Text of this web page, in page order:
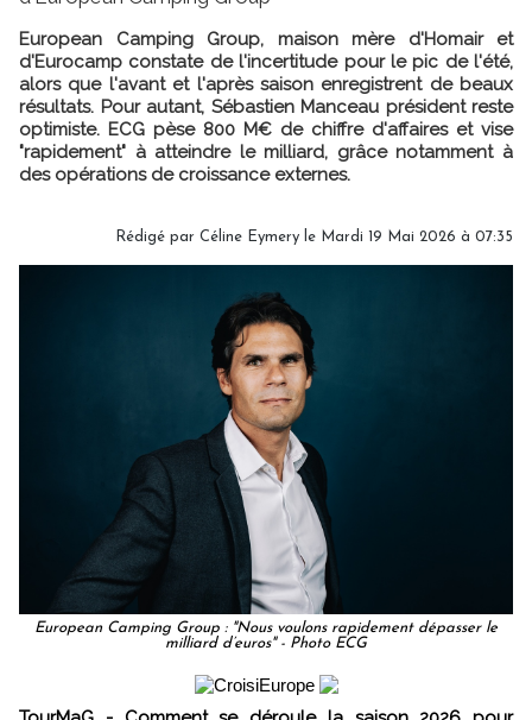
European Camping Group, maison mère d'Homair et
d'Eurocamp constate de l'incertitude pour le pic de l'été,
alors que l'avant et l'après saison enregistrent de beaux
résultats. Pour autant, Sébastien Manceau président reste
optimiste. ECG pèse 800 M€ de chiffre d'affaires et vise
"rapidement" à atteindre le milliard, grâce notamment à
des opérations de croissance externes.
Rédigé par Céline Eymery le Mardi 19 Mai 2026 à 07:35
European Camping Group : "Nous voulons rapidement dépasser le
milliard d’euros" - Photo ECG